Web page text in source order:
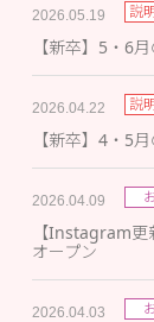
2026.05.19 説
【新卒】5・6
2026.04.22 説
【新卒】4・5
2026.04.09
【Instagram更
オープン
2026.04.03